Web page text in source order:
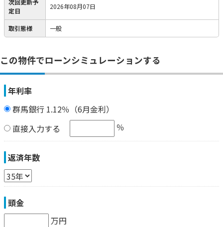
次回更新予
定日
2026年08月07日
取引態様 一般
この物件でローンシミュレーションする
年利率
群馬銀行 1.12％（6月金利）
直接入力する
％
返済年数
頭金
万円